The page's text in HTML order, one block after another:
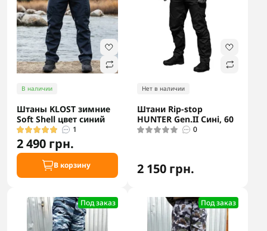
В наличии
Штаны KLOST зимние
Soft Shell цвет синий
1
2 490 грн.
В корзину
Нет в наличии
Штани Rip-stop
HUNTER Gen.II Сині, 60
0
2 150 грн.
Под заказ Под заказ